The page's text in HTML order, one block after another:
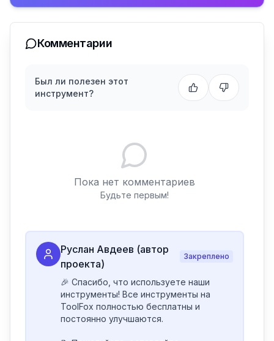
Комментарии
Был ли полезен этот
инструмент?
Пока нет комментариев
Будьте первым!
Руслан Авдеев (автор
проекта)
Закреплено
🎉 Спасибо, что используете наши
инструменты! Все инструменты на
ToolFox полностью бесплатны и
постоянно улучшаются.